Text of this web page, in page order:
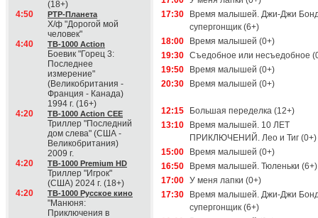
(18+)
4:50
РТР-Планета
Х/ф "Дорогой мой
человек"
4:40
ТВ-1000 Action
Боевик "Горец 3:
Последнее
измерение"
(Великобритания -
Франция - Канада)
1994 г. (16+)
4:20
ТВ-1000 Action CEE
Триллер "Последний
дом слева" (США -
Великобритания)
2009 г.
4:20
ТВ-1000 Premium HD
Триллер "Игрок"
(США) 2024 г. (18+)
4:20
ТВ-1000 Русское кино
"Манюня:
Приключения в
17:30
Время малышей. Джи-Джи
супергонщик (6+)
18:00
Время малышей (0+)
19:30 Съедобное или несъедобное
19:50
Время малышей (0+)
20:30
Время малышей (0+)
12:15
Большая переделка (12+)
13:10
Время малышей. 10 ЛЕТ
ПРИКЛЮЧЕНИЙ. Лео и Тиг (0+)
15:00
Время малышей (0+)
16:50
Время малышей. Тюленьки (6+)
17:00 У меня лапки (0+)
17:30
Время малышей. Джи-Джи
супергонщик (6+)